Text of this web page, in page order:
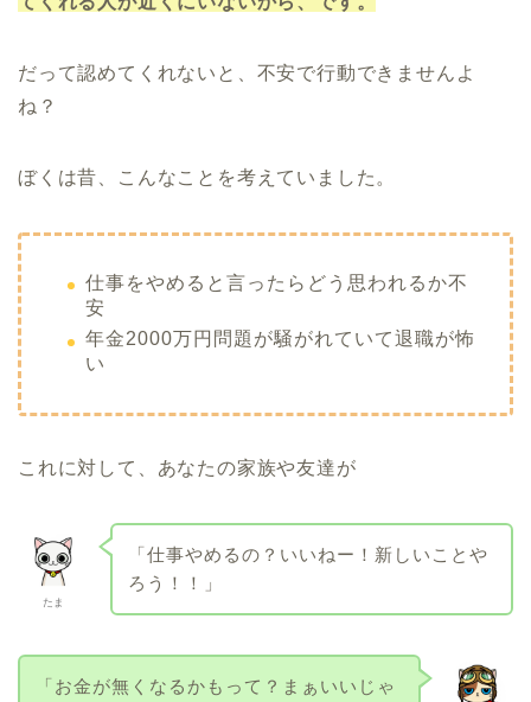
だって認めてくれないと、不安で行動できませんよ
ね？
ぼくは昔、こんなことを考えていました。
仕事をやめると言ったらどう思われるか不
安
年金2000万円問題が騒がれていて退職が怖
い
これに対して、あなたの家族や友達が
たま
「仕事やめるの？いいねー！新しいことや
ろう！！」
「お金が無くなるかもって？まぁいいじゃ